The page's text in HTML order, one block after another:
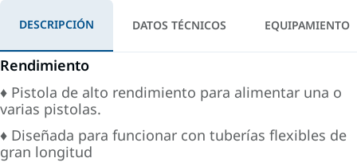
DESCRIPCIÓN DATOS TÉCNICOS EQUIPAMIENTO
Rendimiento
♦ Pistola de alto rendimiento para alimentar una o
varias pistolas.
♦ Diseñada para funcionar con tuberías flexibles de
gran longitud